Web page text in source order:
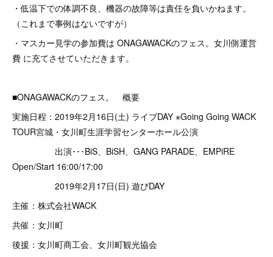
・低温下での体調不良、機器の故障等は責任を負いかねます。
（これまで事例はないですが）
・マスカー見学の参加費は ONAGAWACKのフェス。女川側運営
費 に充てさせていただきます。
■ONAGAWACKのフェス。 概要
実施日程：2019年2月16日(土) ライブDAY ※Going Going WACK
TOUR宮城・女川町生涯学習センターホール公演
出演･･･BiS、BiSH、GANG PARADE、EMPiRE
Open/Start 16:00/17:00
2019年2月17日(日) 遊びDAY
主催：株式会社WACK
共催：女川町
後援：女川町商工会、女川町観光協会